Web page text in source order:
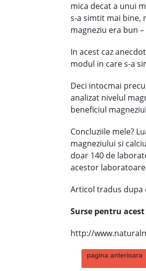
mica decat a unui
s-a simtit mai bine,
magneziu era bun
In acest caz
modul in care s-a
Deci intocmai
analizat nivelul
beneficiul
Concluziile mele?
magneziului si
doar 140 de
acestor
Articol tradus dupa
Surse pentru
http://
pagina anterioara